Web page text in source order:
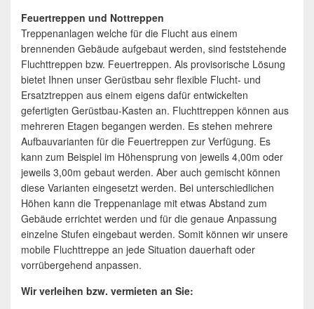
Feuertreppen und Nottreppen
Treppenanlagen welche für die Flucht aus einem
brennenden Gebäude aufgebaut werden, sind feststehende
Fluchttreppen bzw. Feuertreppen. Als provisorische Lösung
bietet Ihnen unser Gerüstbau sehr flexible Flucht- und
Ersatztreppen aus einem eigens dafür entwickelten
gefertigten Gerüstbau-Kasten an. Fluchttreppen können aus
mehreren Etagen begangen werden. Es stehen mehrere
Aufbauvarianten für die Feuertreppen zur Verfügung. Es
kann zum Beispiel im Höhensprung von jeweils 4,00m oder
jeweils 3,00m gebaut werden. Aber auch gemischt können
diese Varianten eingesetzt werden. Bei unterschiedlichen
Höhen kann die Treppenanlage mit etwas Abstand zum
Gebäude errichtet werden und für die genaue Anpassung
einzelne Stufen eingebaut werden. Somit können wir unsere
mobile Fluchttreppe an jede Situation dauerhaft oder
vorrübergehend anpassen.
Wir verleihen bzw. vermieten an Sie: